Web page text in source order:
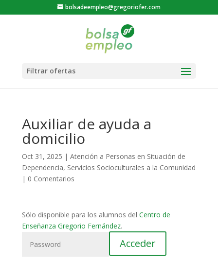
bolsadeempleo@gregoriofer.com
Auxiliar de ayuda a
domicilio
Oct 31, 2025 | Atención a Personas en Situación de
Dependencia, Servicios Socioculturales a la Comunidad
| 0 Comentarios
Sólo disponible para los alumnos del Centro de
Enseñanza Gregorio Fernández.